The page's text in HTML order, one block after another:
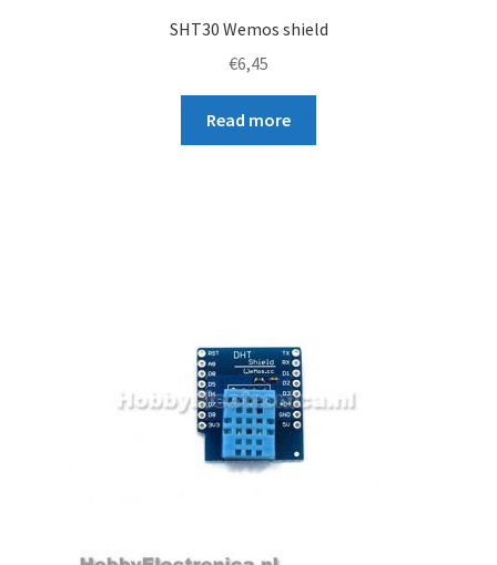
SHT30 Wemos shield
€6,45
Read more